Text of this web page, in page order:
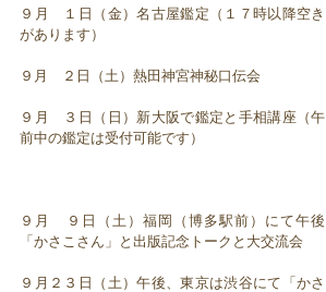
９月 １日（金）名古屋鑑定（１７時以降空き
があります）
９月 ２日（土）熱田神宮神秘口伝会
９月 ３日（日）新大阪で鑑定と手相講座（午
前中の鑑定は受付可能です）
９月 ９日（土）福岡（博多駅前）にて午後
「かさこさん」と出版記念トークと大交流会
９月２３日（土）午後、東京は渋谷にて「かさ